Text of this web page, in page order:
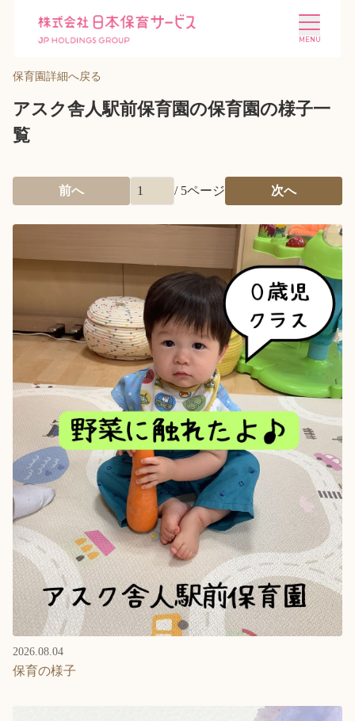
施設を探す 選ばれる理由
ニュース
投資家情報 採用情報
Language
ホーム
利用者の声
プライバシーポリシー
保育園詳細へ戻る
アスク舎人駅前保育園の保育園の様子一
覧
前へ / 5ページ 次へ
2026.08.04
保育の様子